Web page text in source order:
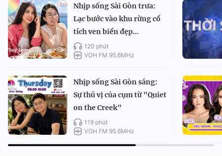
Nhịp sống Sài Gòn trưa:
Lạc bước vào khu rừng cổ
tích ven biển đẹp...
120 phút
VOH FM 95.6MHz
Nhịp sống Sài Gòn sáng:
Sự thú vị của cụm từ "Quiet
on the Creek"
119 phút
VOH FM 95.6MHz